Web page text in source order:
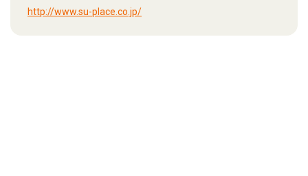
http://www.su-place.co.jp/